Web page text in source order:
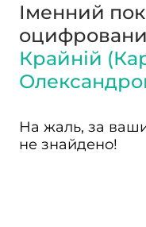
Іменний
Крайній
На жаль, за
не знайдено!